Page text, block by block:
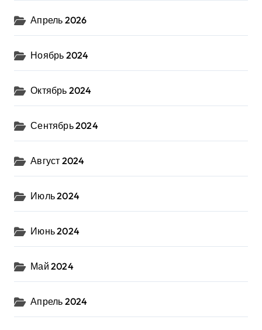
Апрель 2026
Ноябрь 2024
Октябрь 2024
Сентябрь 2024
Август 2024
Июль 2024
Июнь 2024
Май 2024
Апрель 2024